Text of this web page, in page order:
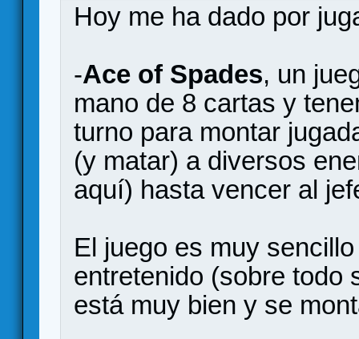
Hoy me ha dado por
-Ace of Spades, un
mano de 8 cartas y
turno para montar
(y matar) a diversos
aquí) hasta vencer al
El juego es muy
entretenido (sobre todo
está muy bien y se